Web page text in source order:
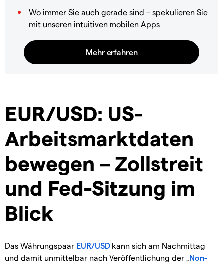
Wo immer Sie auch gerade sind – spekulieren Sie
mit unseren intuitiven mobilen Apps
EUR/USD: US-
Arbeitsmarktdaten
bewegen – Zollstreit
und Fed-Sitzung im
Blick
Das Währungspaar EUR/USD kann sich am Nachmittag
und damit unmittelbar nach Veröffentlichung der „Non-